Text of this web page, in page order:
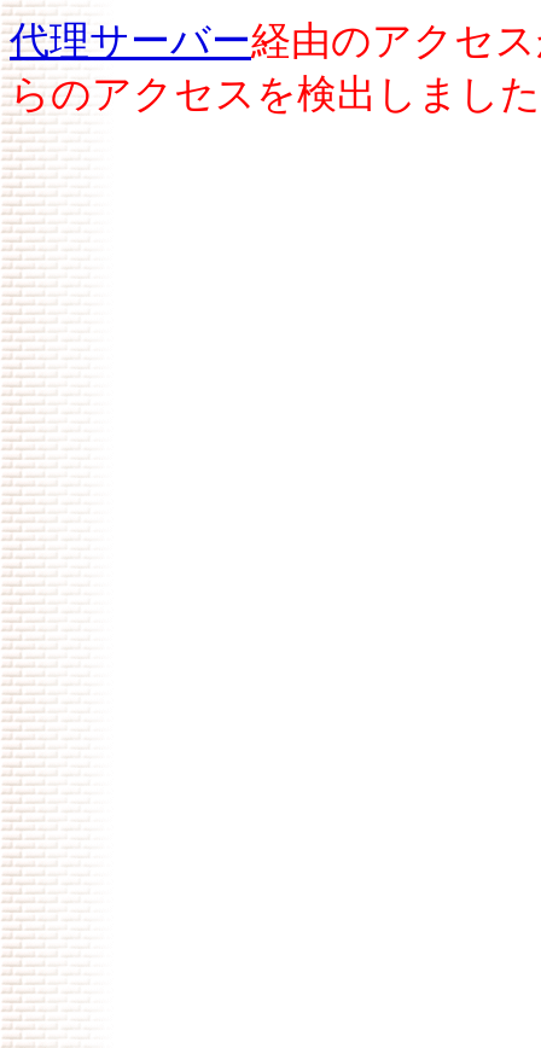
代理サーバー経由のアクセ
らのアクセスを検出しまし